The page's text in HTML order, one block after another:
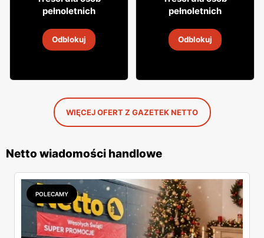
14 sie 2026
pełnoletnich
Odblokuj 14 sie 2026
pełnoletnich
Odblokuj
WIĘCEJ OFERT Z GAZETEK NETTO
Netto wiadomości handlowe
POLECAMY